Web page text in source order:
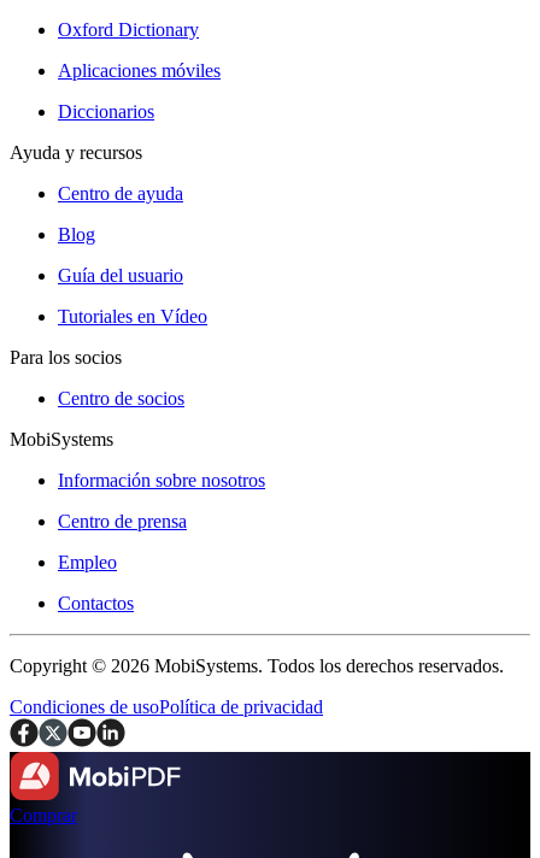
Oxford Dictionary
Aplicaciones móviles
Diccionarios
Ayuda y recursos
Centro de ayuda
Blog
Guía del usuario
Tutoriales en Vídeo
Para los socios
Centro de socios
MobiSystems
Información sobre nosotros
Centro de prensa
Empleo
Contactos
Copyright © 2026 MobiSystems. Todos los derechos reservados.
Condiciones de usoPolítica de privacidad
Comprar